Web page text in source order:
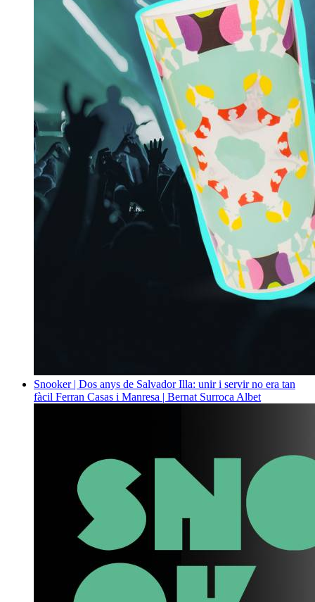
Snooker | Dos anys de Salvador Illa: unir i servir no era tan
fàcil Ferran Casas i Manresa | Bernat Surroca Albet